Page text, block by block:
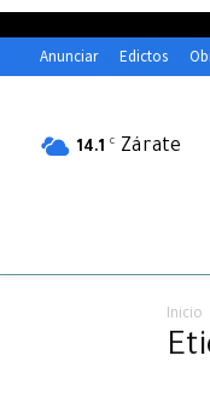
Anunciar Edictos
14.1 C Zárate
Inicio